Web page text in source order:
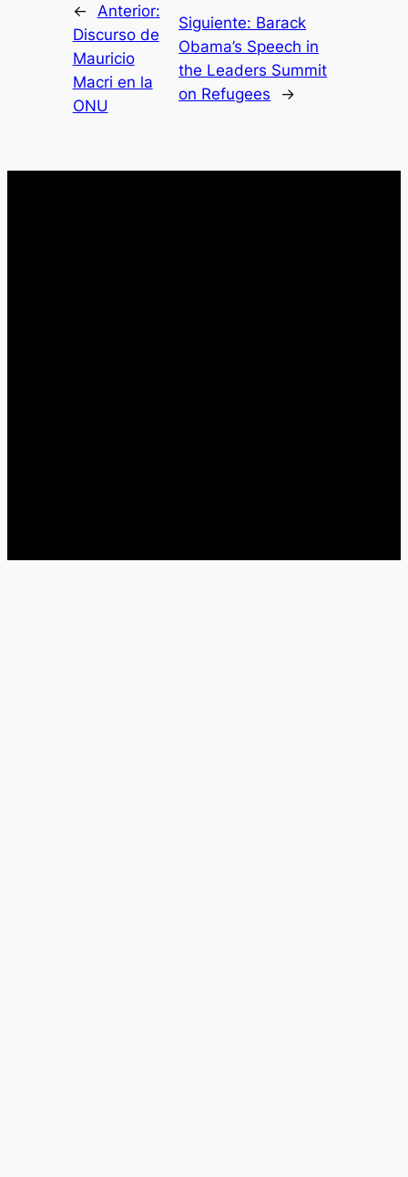
←
Anterior:
Discurso de
Mauricio
Macri en la
ONU
Siguiente: Barack
Obama’s Speech in
the Leaders Summit
on Refugees
→